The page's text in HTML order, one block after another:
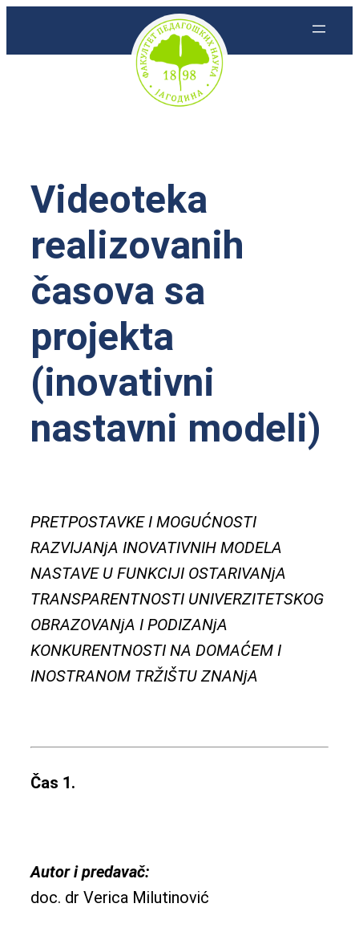
Videoteka
realizovanih
časova sa
projekta
(inovativni
nastavni modeli)
PRETPOSTAVKE I MOGUĆNOSTI
RAZVIJANjA INOVATIVNIH MODELA
NASTAVE U FUNKCIJI OSTARIVANjA
TRANSPARENTNOSTI UNIVERZITETSKOG
OBRAZOVANjA I PODIZANjA
KONKURENTNOSTI NA DOMAĆEM I
INOSTRANOM TRŽIŠTU ZNANjA
Čas 1.
Autor i predavač:
doc. dr Verica Milutinović